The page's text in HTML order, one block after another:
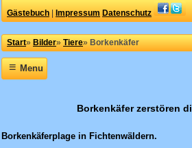
Gästebuch Impressum Datenschutz
Start» Bilder» Tiere» Borkenkäfer
≡Menu
Borkenkäfer zerstören
Borkenkäferplage in Fichtenwäldern.